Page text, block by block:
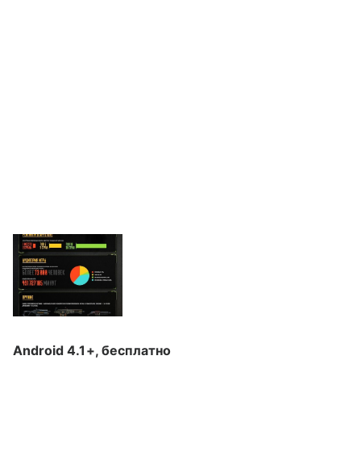
Android 4.1+, бесплатно